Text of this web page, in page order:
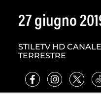
27 giugno
STILETV HD
TERRESTRE